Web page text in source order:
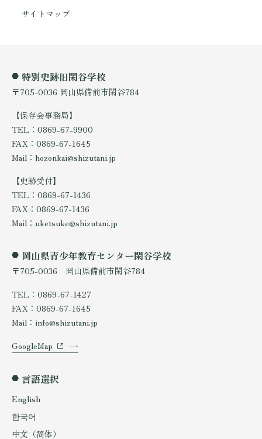
サイトマップ
特別史跡旧閑谷学校
〒705-0036 岡山県備前市閑谷784
【保存会事務局】
TEL：0869-67-9900
FAX：0869-67-1645
Mail：hozonkai@shizutani.jp
【史跡受付】
TEL：0869-67-1436
FAX：0869-67-1436
Mail：uketsuke@shizutani.jp
岡山県青少年教育センター閑谷学校
〒705-0036 岡山県備前市閑谷784
TEL：0869-67-1427
FAX：0869-67-1645
Mail：info@shizutani.jp
GoogleMap
言語選択
English
한국어
中文（简体）